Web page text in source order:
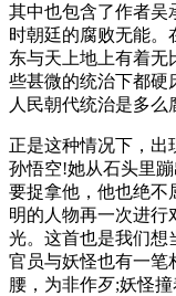
其中也包含了作者吴
时朝廷的腐败无能。
东与天上地上有着无
些甚微的统治下都硬
人民朝代统治是多么
正是这种情况下，出
孙悟空!她从石头里
要捉拿他，他也绝不
明的人物再一次进行
光。这首也是我们想
官员与妖怪也有一笔
腰，为非作歹;妖怪